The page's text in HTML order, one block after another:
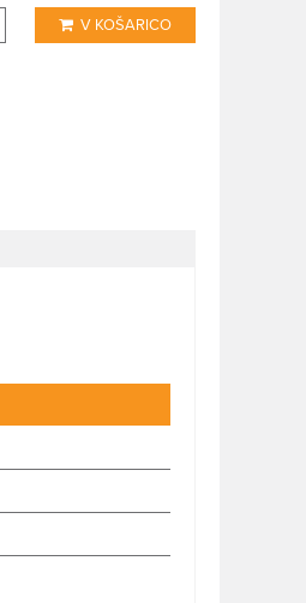
V KOŠARICO